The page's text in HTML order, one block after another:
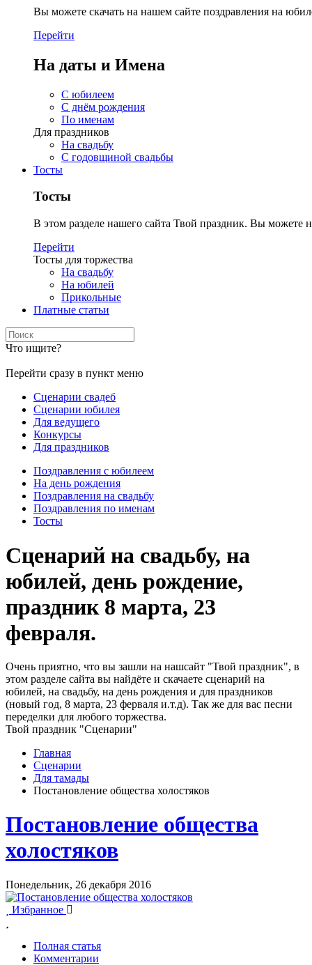
Вы можете скачать на нашем сайте поздравления на
Перейти
На даты и Имена
С юбилеем
С днём рождения
По именам
Для праздников
На свадьбу
С годовщиной свадьбы
Тосты
Тосты
В этом разделе нашего сайта Твой праздник. Вы можете
Перейти
Тосты для торжества
На свадьбу
На юбилей
Прикольные
Платные статьи
Что ищите?
Перейти сразу в пункт меню
Сценарии свадеб
Сценарии юбилея
Для ведущего
Конкурсы
Для праздников
Поздравления с юбилеем
На день рождения
Поздравления на свадьбу
Поздравления по именам
Тосты
Сценарий на свадьбу, на
юбилей, день рождение,
праздник 8 марта, 23
февраля.
Очень приятно, что вы зашли на нашсайт "Твой праздник", в
этом разделе сайта вы найдёте и скачаете сценарий на
юбилей, на свадьбу, на день рождения и для праздников
(новый год, 8 марта, 23 ферваля и.т.д). Так же для вас песни
переделки для любого торжества.
Твой праздник "Сценарии"
Главная
Сценарии
Для тамады
Постановление общества холостяков
Постановление общества
холостяков
Понедельник, 26 декабря 2016
Избранное
Полная статья
Комментарии